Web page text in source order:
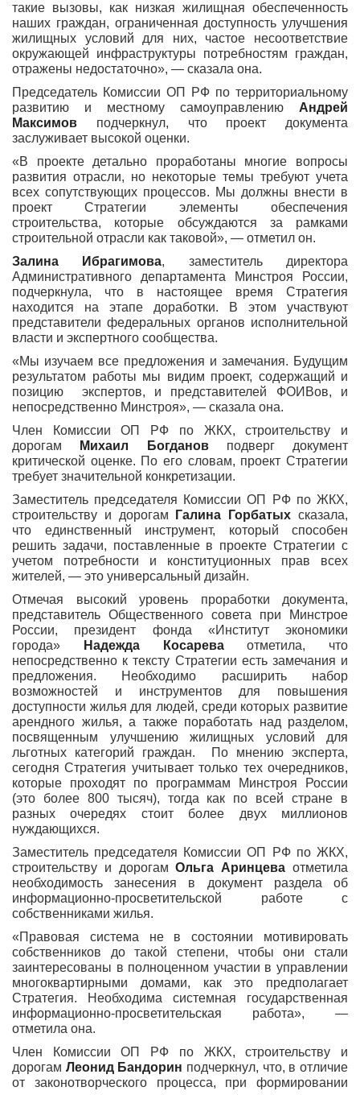
такие вызовы, как низкая жилищная обеспеченность
наших граждан, ограниченная доступность улучшения
жилищных условий для них, частое несоответствие
окружающей инфраструктуры потребностям граждан,
отражены недостаточно», — сказала она.
Председатель Комиссии ОП РФ по территориальному
развитию и местному самоуправлению Андрей
Максимов подчеркнул, что проект документа
заслуживает высокой оценки.
«В проекте детально проработаны многие вопросы
развития отрасли, но некоторые темы требуют учета
всех сопутствующих процессов. Мы должны внести в
проект Стратегии элементы обеспечения
строительства, которые обсуждаются за рамками
строительной отрасли как таковой», — отметил он.
Залина Ибрагимова, заместитель директора
Административного департамента Минстроя России,
подчеркнула, что в настоящее время Стратегия
находится на этапе доработки. В этом участвуют
представители федеральных органов исполнительной
власти и экспертного сообщества.
«Мы изучаем все предложения и замечания. Будущим
результатом работы мы видим проект, содержащий и
позицию экспертов, и представителей ФОИВов, и
непосредственно Минстроя», — сказала она.
Член Комиссии ОП РФ по ЖКХ, строительству и
дорогам
Михаил Богдановподверг документ
критической оценке. По его словам, проект Стратегии
требует значительной конкретизации.
Заместитель председателя Комиссии ОП РФ по ЖКХ,
строительству и дорогам
Галина Горбатых сказала,
что единственный инструмент, который способен
решить задачи, поставленные в проекте Стратегии с
учетом потребности и конституционных прав всех
жителей, — это универсальный дизайн.
Отмечая высокий уровень проработки документа,
представитель Общественного совета при Минстрое
России, президент фонда «Институт экономики
города»
Надежда Косареваотметила, что
непосредственно к тексту Стратегии есть замечания и
предложения. Необходимо расширить набор
возможностей и инструментов для повышения
доступности жилья для людей, среди которых развитие
арендного жилья, а также поработать над разделом,
посвященным улучшению жилищных условий для
льготных категорий граждан. По мнению эксперта,
сегодня Стратегия учитывает только тех очередников,
которые проходят по программам Минстроя России
(это более 800 тысяч), тогда как по всей стране в
разных очередях стоит более двух миллионов
нуждающихся.
Заместитель председателя Комиссии ОП РФ по ЖКХ,
строительству и дорогамОльга Аринцева отметила
необходимость занесения в документ раздела об
информационно-просветительской работе с
собственниками жилья.
«Правовая система не в состоянии мотивировать
собственников до такой степени, чтобы они стали
заинтересованы в полноценном участии в управлении
многоквартирными домами, как это предполагает
Стратегия. Необходима системная государственная
информационно-просветительская работа», —
отметила она.
Член Комиссии ОП РФ по ЖКХ, строительству и
дорогам Леонид Бандорин подчеркнул, что, в отличие
от законотворческого процесса, при формировании